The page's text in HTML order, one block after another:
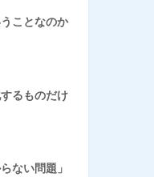
ことなのか
るものだけ
ない問題」